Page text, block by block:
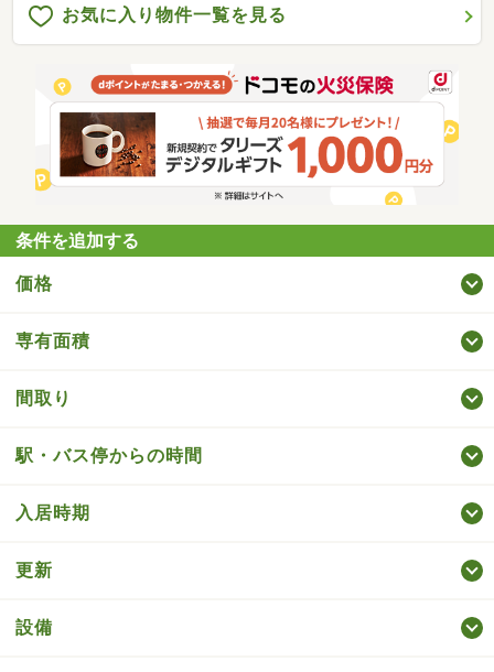
お気に入り物件一覧を見る
条件を追加する
価格
専有面積
間取り
駅・バス停からの時間
入居時期
更新
設備